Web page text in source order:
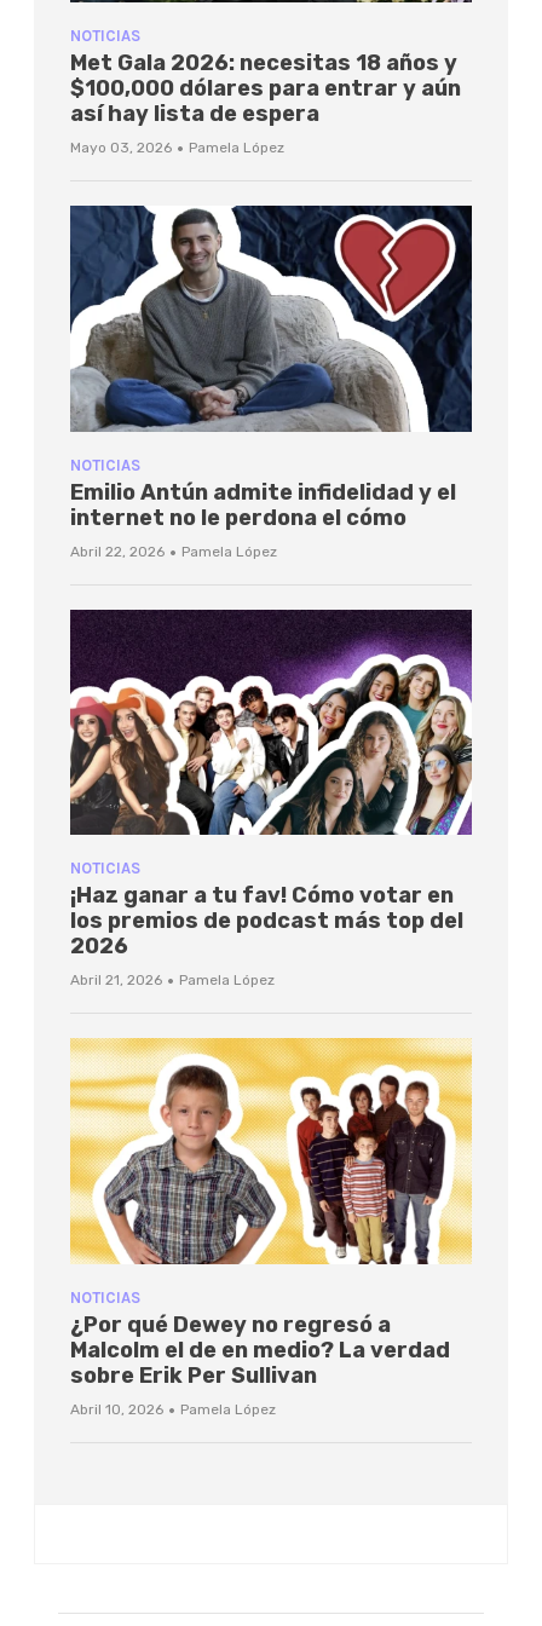
NOTICIAS
Met Gala 2026: necesitas 18 años y
$100,000 dólares para entrar y aún
así hay lista de espera
Mayo 03, 2026 · Pamela López
NOTICIAS
Emilio Antún admite infidelidad y el
internet no le perdona el cómo
Abril 22, 2026 · Pamela López
NOTICIAS
¡Haz ganar a tu fav! Cómo votar en
los premios de podcast más top del
2026
Abril 21, 2026 · Pamela López
NOTICIAS
¿Por qué Dewey no regresó a
Malcolm el de en medio? La verdad
sobre Erik Per Sullivan
Abril 10, 2026 · Pamela López